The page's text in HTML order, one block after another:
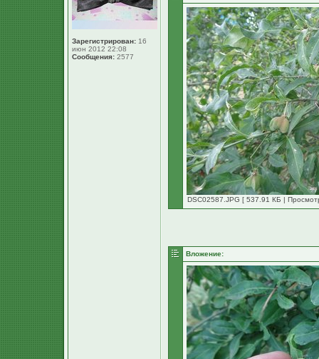
Зарегистрирован: 16
июн 2012 22:08
Сообщения: 2577
DSC02587.JPG [ 537.91 КБ |
Вложение: